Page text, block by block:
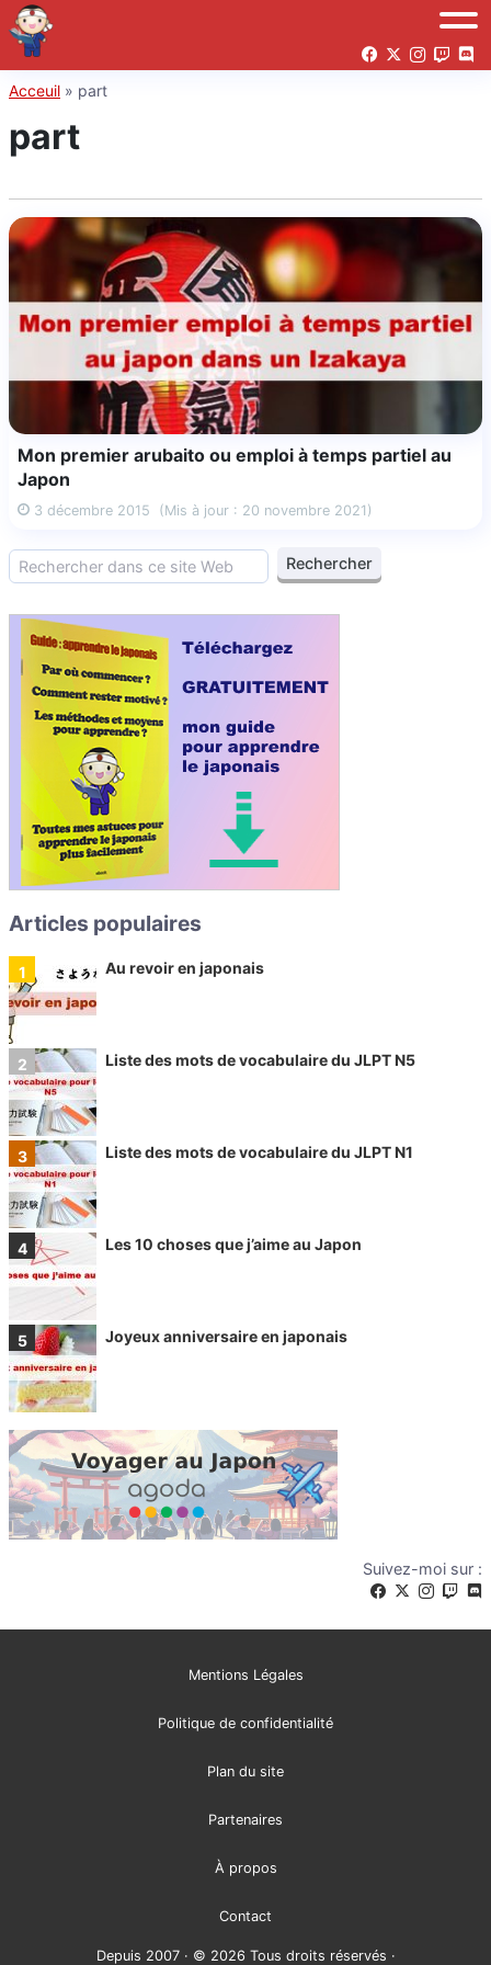
Acceuil » part
part
Mon premier arubaito ou emploi à temps partiel au
Japon
3 décembre 2015 (Mis à jour : 20 novembre 2021)
Articles populaires
Au revoir en japonais
Liste des mots de vocabulaire du JLPT N5
Liste des mots de vocabulaire du JLPT N1
Les 10 choses que j’aime au Japon
Joyeux anniversaire en japonais
Suivez-moi sur :
Mentions Légales
Politique de confidentialité
Plan du site
Partenaires
À propos
Contact
Depuis 2007 · © 2026 Tous droits réservés ·